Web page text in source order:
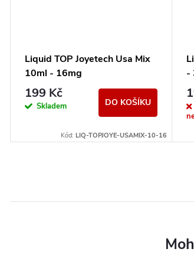
Liquid TOP Joyetech Usa Mix
10ml - 16mg
199 Kč
Skladem DO KOŠÍKU
Kód: LIQ-TOPJOYE-USAMIX-10-16
-